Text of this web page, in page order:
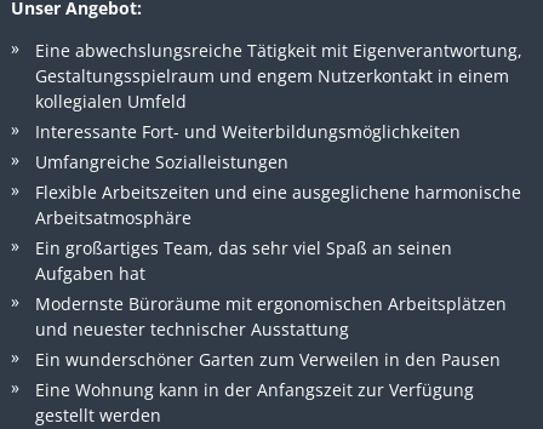
Unser Angebot:
Eine abwechslungsreiche Tätigkeit mit Eigenverantwortung,
Gestaltungsspielraum und engem Nutzerkontakt in einem
kollegialen Umfeld
Interessante Fort- und Weiterbildungsmöglichkeiten
Umfangreiche Sozialleistungen
Flexible Arbeitszeiten und eine ausgeglichene harmonische
Arbeitsatmosphäre
Ein großartiges Team, das sehr viel Spaß an seinen
Aufgaben hat
Modernste Büroräume mit ergonomischen Arbeitsplätzen
und neuester technischer Ausstattung
Ein wunderschöner Garten zum Verweilen in den Pausen
Eine Wohnung kann in der Anfangszeit zur Verfügung
gestellt werden